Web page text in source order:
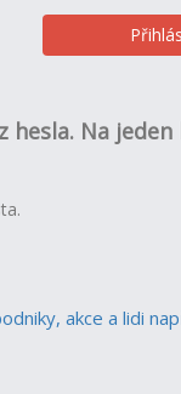
hesla. Na jeden
akce a lidi